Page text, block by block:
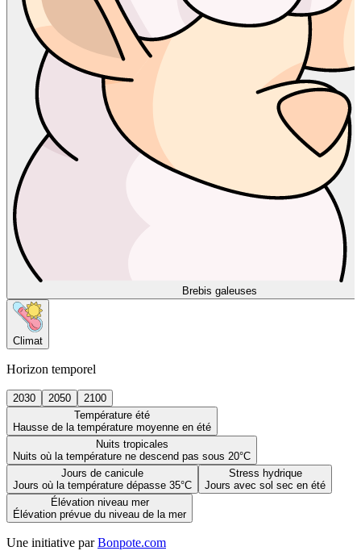
Brebis galeuses
Climat
Horizon temporel
2030 2050
2100
Température été
Hausse de la température moyenne en été
Nuits tropicales
Nuits où la température ne descend pas sous 20°C
Jours de canicule
Jours où la température dépasse 35°C
Stress hydrique
Jours avec sol sec en été
Élévation niveau mer
Élévation prévue du niveau de la mer
Une initiative par Bonpote.com